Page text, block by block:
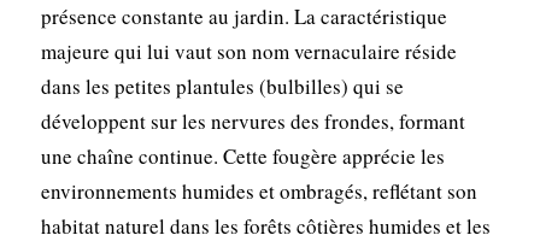
présence constante au jardin. La caractéristique
majeure qui lui vaut son nom vernaculaire réside
dans les petites plantules (bulbilles) qui se
développent sur les nervures des frondes, formant
une chaîne continue. Cette fougère apprécie les
environnements humides et ombragés, reflétant son
habitat naturel dans les forêts côtières humides et les